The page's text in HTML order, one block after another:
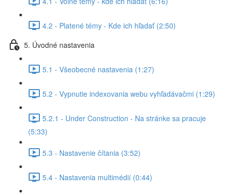
4.2 - Platené témy - Kde ich hľadať (2:50)
5. Úvodné nastavenia
5.1 - Všeobecné nastavenia (1:27)
5.2 - Vypnutie indexovania webu vyhľadávačmi (1:29)
5.2.1 - Under Construction - Na stránke sa pracuje
(5:33)
5.3 - Nastavenie čítania (3:52)
5.4 - Nastavenia multimédií (0:44)